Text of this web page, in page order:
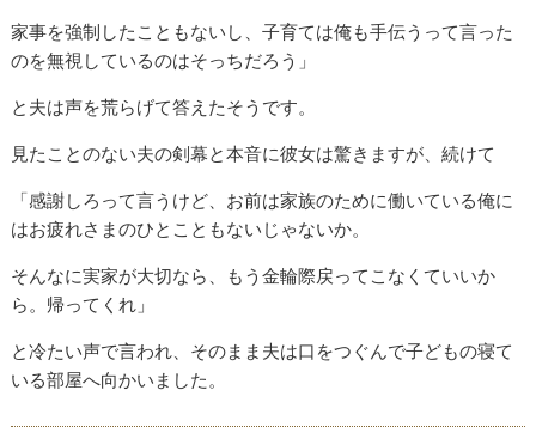
家事を強制したこともないし、子育ては俺も手伝うって言った
のを無視しているのはそっちだろう」
と夫は声を荒らげて答えたそうです。
見たことのない夫の剣幕と本音に彼女は驚きますが、続けて
「感謝しろって言うけど、お前は家族のために働いている俺に
はお疲れさまのひとこともないじゃないか。
そんなに実家が大切なら、もう金輪際戻ってこなくていいか
ら。帰ってくれ」
と冷たい声で言われ、そのまま夫は口をつぐんで子どもの寝て
いる部屋へ向かいました。